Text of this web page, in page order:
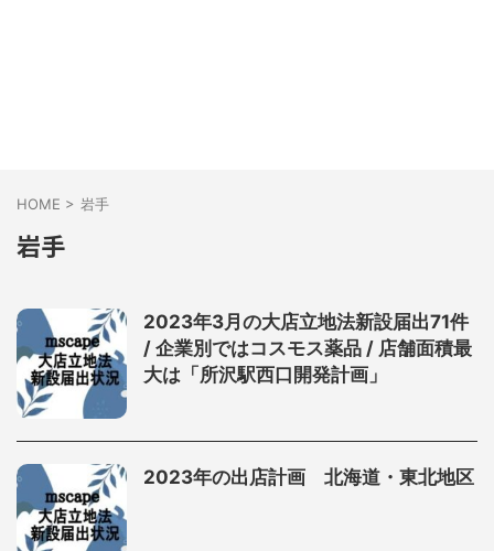
HOME > 岩手
岩手
2023年3月の大店立地法新設届出71件
/ 企業別ではコスモス薬品 / 店舗面積最
大は「所沢駅西口開発計画」
2023年の出店計画 北海道・東北地区